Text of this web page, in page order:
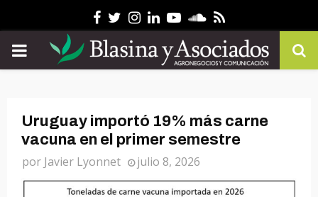
Facebook
Twitter
Instagram
Linkedin
YoutubeSoundcloud
Rss
PRIMARY
Uruguay importó 19% más carne
vacuna en el primer semestre
por Javier Lyonnet julio 8, 2026